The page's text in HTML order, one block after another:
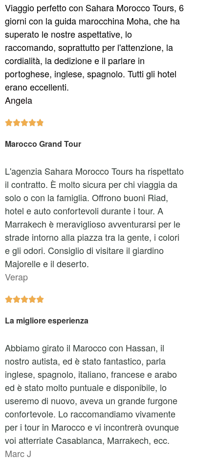
Viaggio perfetto con Sahara Morocco Tours, 6
giorni con la guida marocchina Moha, che ha
superato le nostre aspettative, lo
raccomando, soprattutto per l'attenzione, la
cordialità, la dedizione e il parlare in
portoghese, inglese, spagnolo. Tutti gli hotel
erano eccellenti.
Angela

Marocco Grand Tour
L'agenzia Sahara Morocco Tours ha rispettato
il contratto. È molto sicura per chi viaggia da
solo o con la famiglia. Offrono buoni Riad,
hotel e auto confortevoli durante i tour. A
Marrakech è meraviglioso avventurarsi per le
strade intorno alla piazza tra la gente, i colori
e gli odori. Consiglio di visitare il giardino
Majorelle e il deserto.
Verap

La migliore esperienza
Abbiamo girato il Marocco con Hassan, il
nostro autista, ed è stato fantastico, parla
inglese, spagnolo, italiano, francese e arabo
ed è stato molto puntuale e disponibile, lo
useremo di nuovo, aveva un grande furgone
confortevole. Lo raccomandiamo vivamente
per i tour in Marocco e vi incontrerà ovunque
voi atterriate Casablanca, Marrakech, ecc.
Marc J